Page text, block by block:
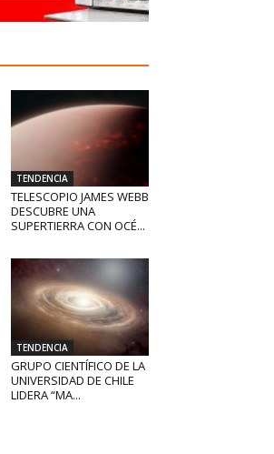
TENDENCIA
TELESCOPIO JAMES WEBB
DESCUBRE UNA
SUPERTIERRA CON OCÉ...
TENDENCIA
GRUPO CIENTÍFICO DE LA
UNIVERSIDAD DE CHILE
LIDERA “MA...